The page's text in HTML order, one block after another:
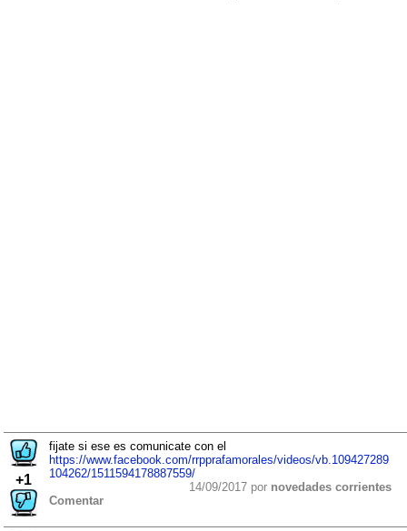
+1
fijate si ese es comunicate con el
https://www.facebook.com/rrpprafamorales/videos/vb.109427289
104262/1511594178887559/
14/09/2017 por novedades corrientes
Comentar